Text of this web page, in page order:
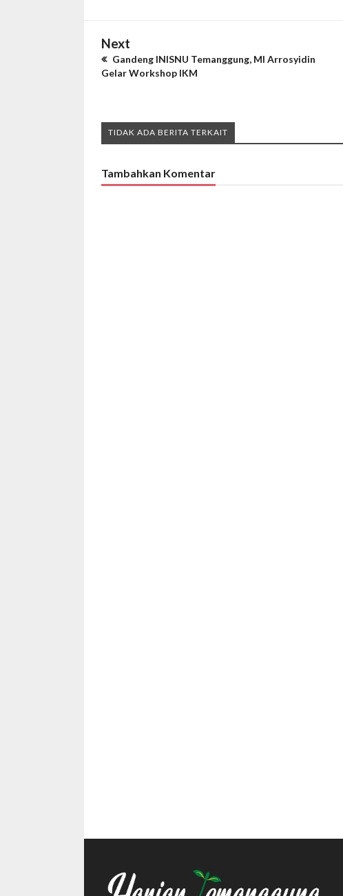
Next
Gandeng INISNU Temanggung, MI Arrosyidin
Gelar Workshop IKM
TIDAK ADA BERITA TERKAIT
Tambahkan Komentar